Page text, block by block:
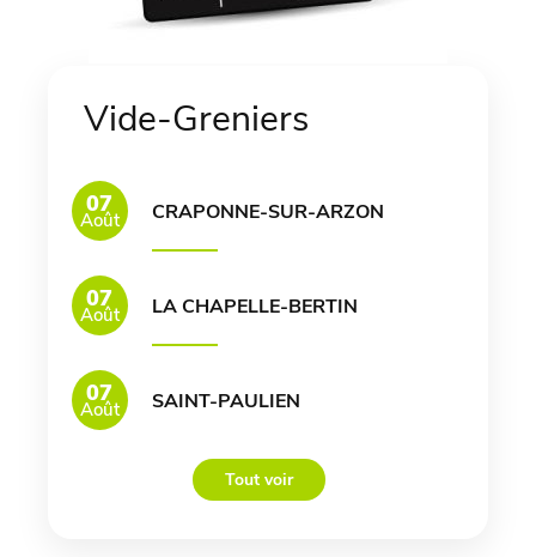
Vide-Greniers
07
Août CRAPONNE-SUR-ARZON
07
Août LA CHAPELLE-BERTIN
07
Août SAINT-PAULIEN
Tout voir